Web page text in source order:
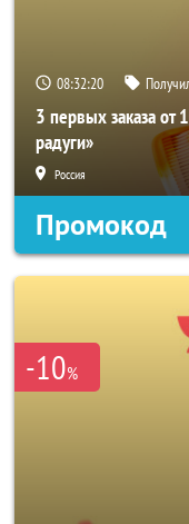
08:32:19
3 первых заказа от
радуги»
Россия
Промокод
-10%